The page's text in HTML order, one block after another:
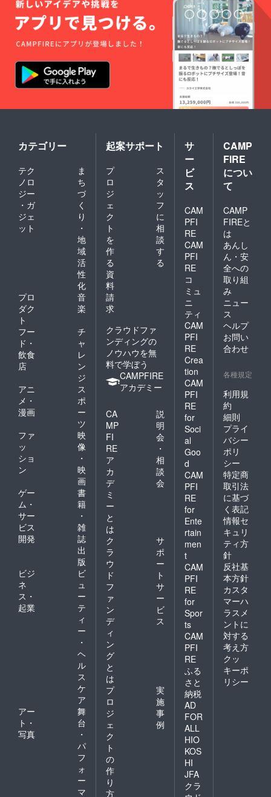
カテゴリー
テク
ノロ
ジー
・ガ
ジェ
ット
ま
ち
づ
く
り
・
地
域
活
性
化
プロ
ダク
ト
音
楽
フー
ド・
飲食
店
チ
ャ
レ
ン
ジ
アニ
メ・
漫画
ス
ポ
ー
ツ
ファ
ッ
ショ
ン
映
像
・
映
画
ゲー
ム・
サー
ビス
開発
書
籍
・
雑
誌
出
版
ビジ
ネ
ス・
起業
ビ
ュ
ー
テ
ィ
ー
・
ヘ
ル
ス
ケ
ア
アー
ト・
写真
舞
台
・
パ
フ
ォ
ー
マ
起案サポート
プ
ロ
ジ
ェ
ク
ト
を
作
る
ス
タ
ッ
フ
に
相
談
す
る
資
料
請
求
クラウドファ
ンディングの
ノウハウを無
料で学ぼう
CAMPFIRE
アカデミー
CA
MP
FI
RE
ア
カ
デ
ミ
ー
と
は
説
明
会
・
相
談
会
ク
ラ
ウ
ド
フ
ァ
ン
デ
ィ
ン
グ
と
は
サ
ポ
ー
ト
サ
ー
ビ
ス
プ
ロ
ジ
ェ
ク
ト
の
作
り
方
実
施
事
例
サ
ー
ビ
ス
CAM
PFI
RE
CAM
PFI
RE
コ
ミュ
ニ
ティ
CAM
PFI
RE
Crea
tion
CAM
PFI
RE
for
Soci
al
Goo
d
CAM
PFI
RE
for
Ente
rtain
men
t
CAM
PFI
RE
for
Spor
ts
CAM
PFI
RE
ふる
さと
納税
AD
FOR
ALL
HIO
KOS
HI
JFA
クラ
CAMP
FIRE
につい
て
CAMP
FIREと
は
あんし
ん・安
全への
取り組
み
ニュー
ス
ヘルプ
お問い
合わせ
各種規定
利用規
約
細則
プライ
バシー
ポリ
シー
特定商
取引法
に基づ
く表記
情報セ
キュリ
ティ方
針
反社基
本方針
カスタ
マーハ
ラスメ
ントに
対する
考え方
クッ
キーポ
リシー